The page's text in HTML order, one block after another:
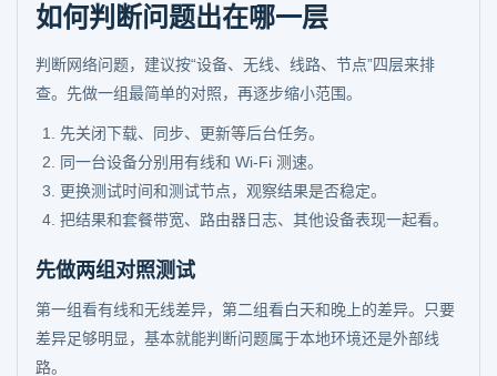
如何判断问题出在哪一层
判断网络问题，建议按“设备、无线、线路、节点”四层来排
查。先做一组最简单的对照，再逐步缩小范围。
先关闭下载、同步、更新等后台任务。
同一台设备分别用有线和 Wi-Fi 测速。
更换测试时间和测试节点，观察结果是否稳定。
把结果和套餐带宽、路由器日志、其他设备表现一起看。
先做两组对照测试
第一组看有线和无线差异，第二组看白天和晚上的差异。只要
差异足够明显，基本就能判断问题属于本地环境还是外部线
路。